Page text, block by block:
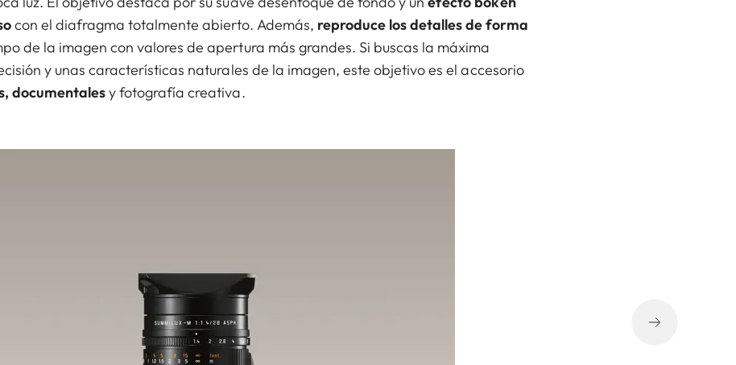
con el diafragma totalmente abierto. Además, reproduce los detalles de forma
de la imagen con valores de apertura más grandes. Si buscas la máxima
y unas características naturales de la imagen, este objetivo es el accesorio
documentalesy fotografía creativa.